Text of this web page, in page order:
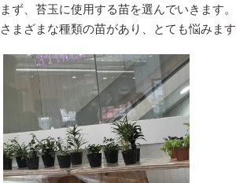
まず、苔玉に使用する苗を選んでいきます。
さまざまな種類の苗があり、とても悩みます